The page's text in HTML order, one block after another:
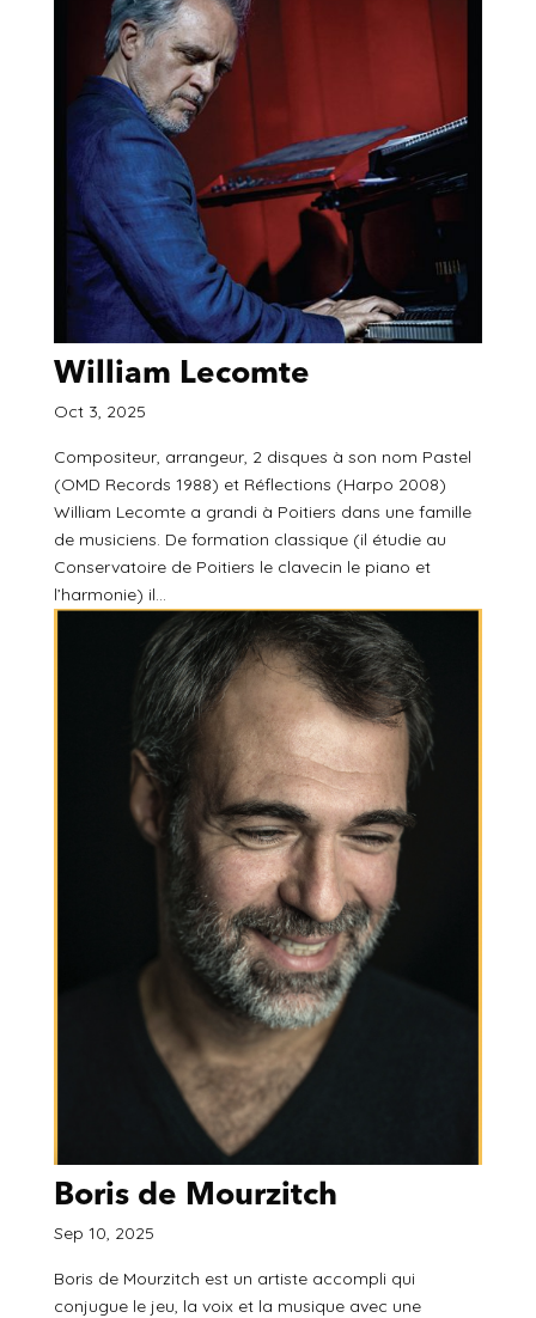
William Lecomte
Oct 3, 2025
Compositeur, arrangeur, 2 disques à son nom Pastel
(OMD Records 1988) et Réflections (Harpo 2008)
William Lecomte a grandi à Poitiers dans une famille
de musiciens. De formation classique (il étudie au
Conservatoire de Poitiers le clavecin le piano et
l’harmonie) il...
Boris de Mourzitch
Sep 10, 2025
Boris de Mourzitch est un artiste accompli qui
conjugue le jeu, la voix et la musique avec une